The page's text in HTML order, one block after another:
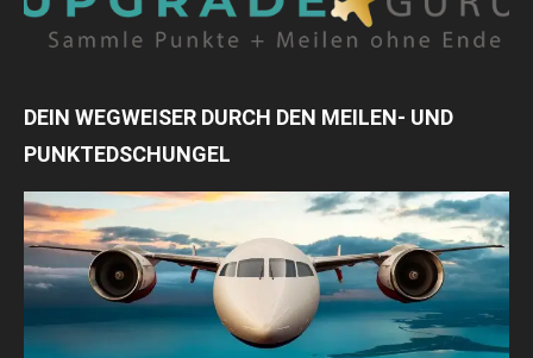
DEIN WEGWEISER DURCH DEN MEILEN- UND
PUNKTEDSCHUNGEL